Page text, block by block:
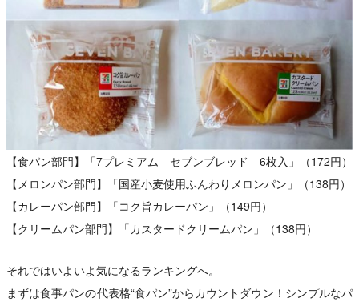
【食パン部門】「7プレミアム セブンブレッド 6枚入」（172円）
【メロンパン部門】「国産小麦使用ふんわりメロンパン」（138円）
【カレーパン部門】「コク旨カレーパン」（149円）
【クリームパン部門】「カスタードクリームパン」（138円）
それではいよいよ気になるランキングへ。
まずは食事パンの代表格“食パン”からカウントダウン！シンプルなパ